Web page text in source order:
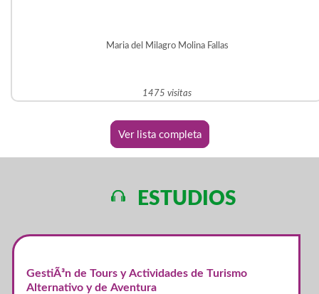
Maria del Milagro Molina Fallas
1475 visitas
Ver lista completa
ESTUDIOS
GestiÃ³n de Tours y Actividades de Turismo
Alternativo y de Aventura